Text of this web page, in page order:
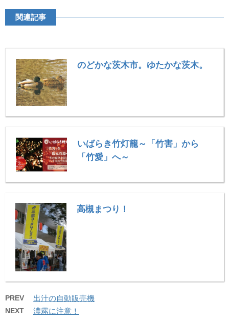
関連記事
のどかな茨木市。ゆたかな茨木。
いばらき竹灯籠～「竹害」から
「竹愛」へ～
高槻まつり！
PREV 出汁の自動販売機
NEXT 濃霧に注意！